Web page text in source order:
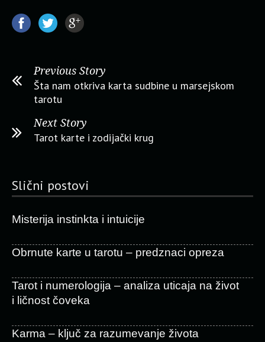
Previous Story
Šta nam otkriva karta sudbine u marsejskom
tarotu
Next Story
Tarot karte i zodijački krug
Slični postovi
Misterija instinkta i intuicije
Obrnute karte u tarotu – predznaci opreza
Tarot i numerologija – analiza uticaja na život
i ličnost čoveka
Karma – ključ za razumevanje života